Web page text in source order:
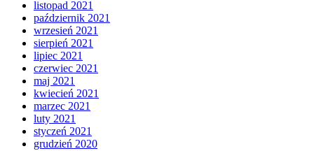
listopad 2021
październik 2021
wrzesień 2021
sierpień 2021
lipiec 2021
czerwiec 2021
maj 2021
kwiecień 2021
marzec 2021
luty 2021
styczeń 2021
grudzień 2020